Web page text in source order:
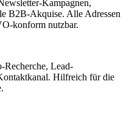
Kampagnen,
B2B-Akquise. Alle Adressen
konform nutzbar.
Recherche, Lead-
Hilfreich für die